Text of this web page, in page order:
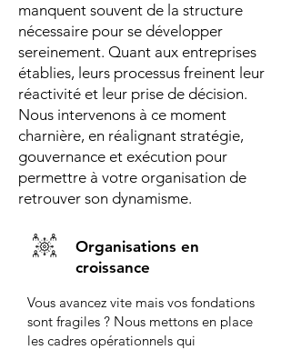
manquent souvent de la structure
nécessaire pour se développer
sereinement. Quant aux entreprises
établies, leurs processus freinent leur
réactivité et leur prise de décision.
Nous intervenons à ce moment
charnière, en réalignant stratégie,
gouvernance et exécution pour
permettre à votre organisation de
retrouver son dynamisme.
Organisations en
croissance
Vous avancez vite mais vos fondations
sont fragiles ? Nous mettons en place
les cadres opérationnels qui